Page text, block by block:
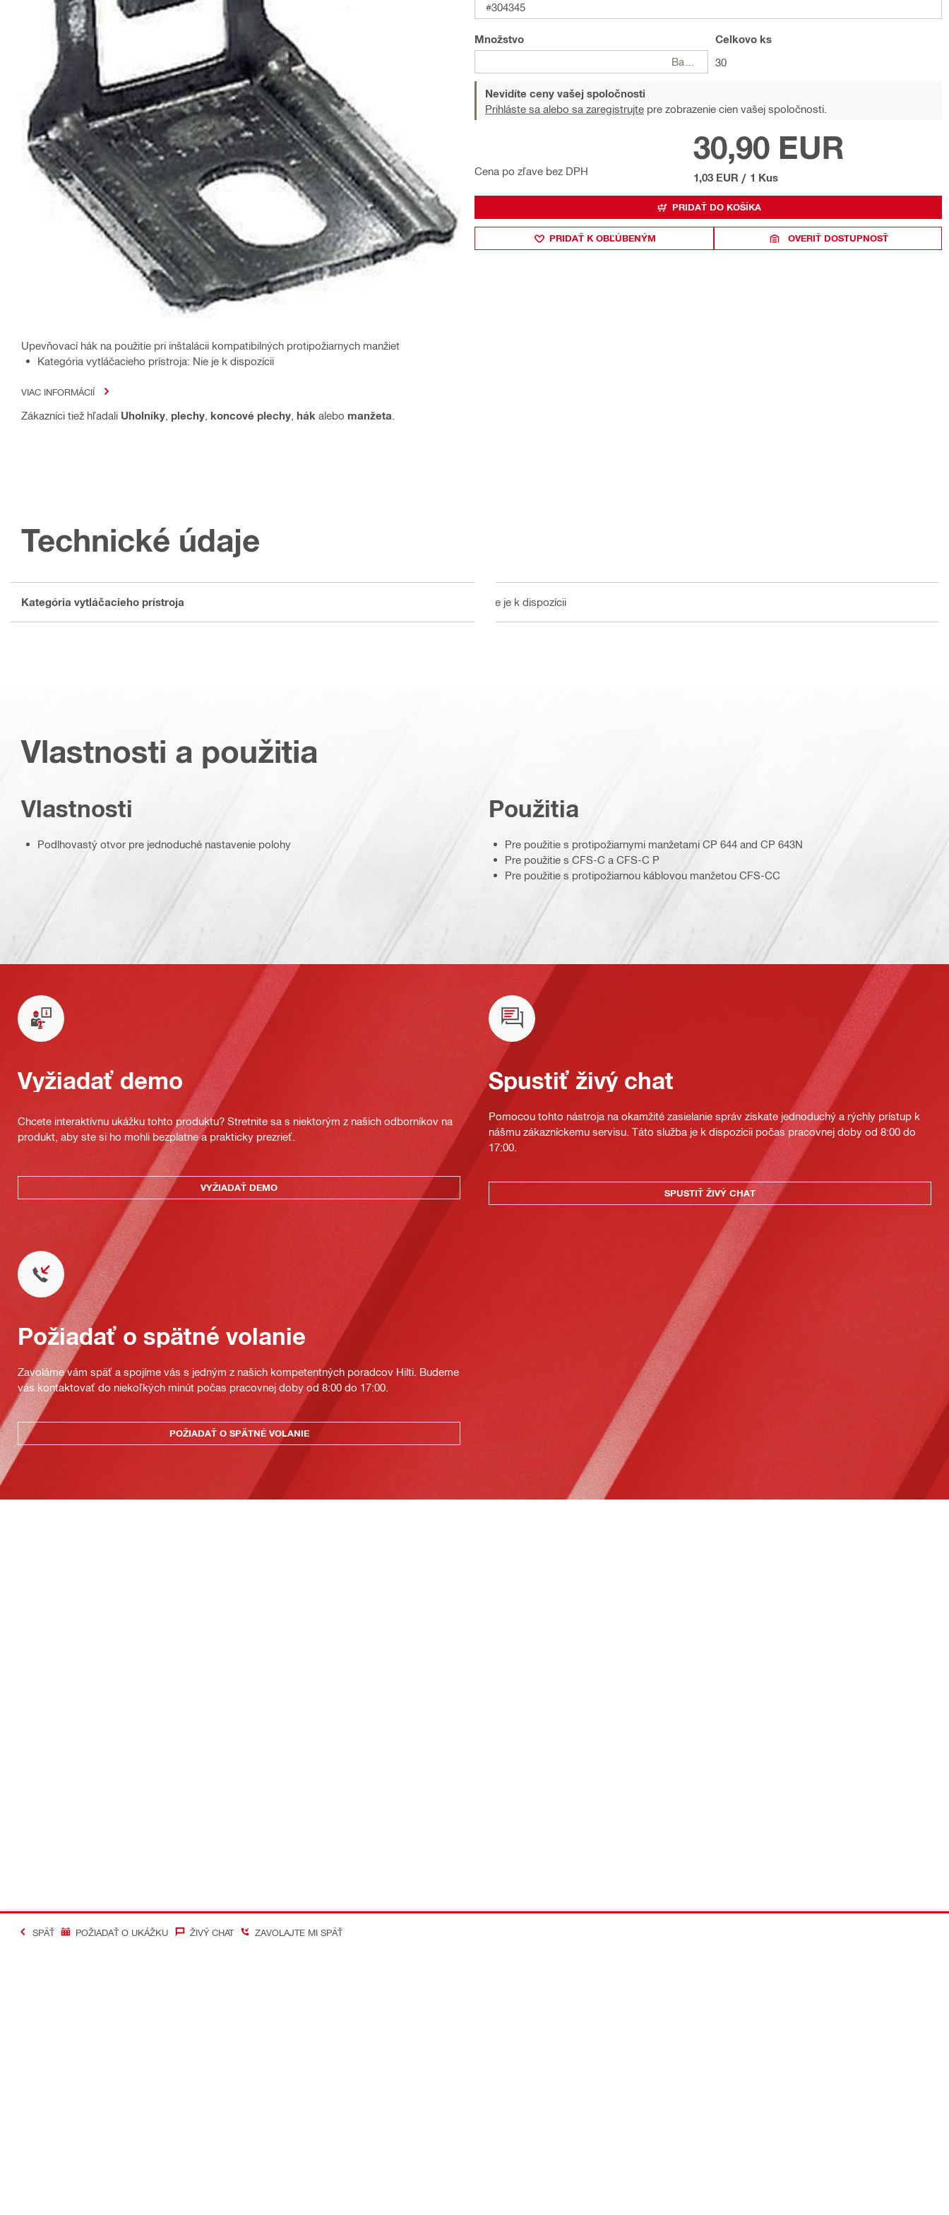
Upevňovací hák na použitie pri inštalácii kompatibilných protipožiarnych manžiet
Kategória vytláčacieho prístroja: Nie je k dispozícii
VIAC INFORMÁCIÍ
Zákazníci tiež hľadali Uholníky plechy koncové plechy hák alebo manžeta
#304345
Množstvo
Celkovo ks
30
Nevidíte ceny vašej spoločnosti
Prihláste sa alebo sa zaregistrujte pre zobrazenie cien vašej spoločnosti.
Cena po zľave bez DPH
30,90 EUR
1,03 EUR / 1 Kus
PRIDAŤ DO KOŠÍKA
PRIDAŤ K OBĽÚBENÝM OVERIŤ DOSTUPNOSŤ
Technické údaje
Kategória vytláčacieho prístroja Nie je k dispozícii
Vlastnosti a použitia
Vlastnosti
Podlhovastý otvor pre jednoduché nastavenie polohy
Použitia
Pre použitie s protipožiarnymi manžetami CP 644 and CP 643N
Pre použitie s CFS-C a CFS-C P
Pre použitie s protipožiarnou káblovou manžetou CFS-CC
Vyžiadať demo
Chcete interaktívnu ukážku tohto produktu? Stretnite sa s niektorým z našich odborníkov na
produkt, aby ste si ho mohli bezplatne a prakticky prezrieť.
VYŽIADAŤ DEMO
Spustiť živý chat
Pomocou tohto nástroja na okamžité zasielanie správ získate jednoduchý a rýchly prístup k
nášmu zákazníckemu servisu. Táto služba je k dispozícii počas pracovnej doby od 8:00 do
17:00.
SPUSTIŤ ŽIVÝ CHAT
Požiadať o spätné volanie
Zavoláme vám späť a spojíme vás s jedným z našich kompetentných poradcov Hilti. Budeme
vás kontaktovať do niekoľkých minút počas pracovnej doby od 8:00 do 17:00.
POŽIADAŤ O SPÄTNÉ VOLANIE
SPÄŤ POŽIADAŤ O UKÁŽKU ŽIVÝ CHAT ZAVOLAJTE MI SPÄŤ